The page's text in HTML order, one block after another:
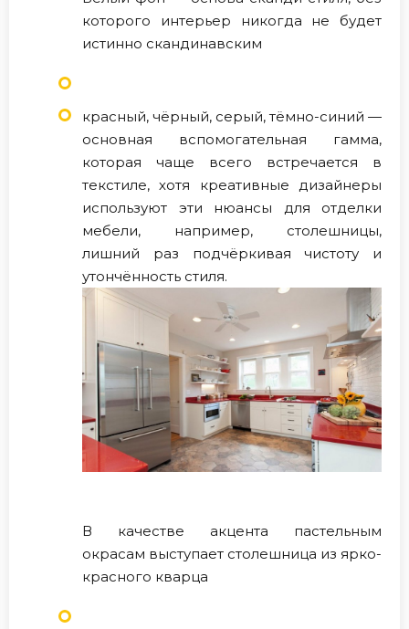
которого интерьер никогда не будет
истинно скандинавским
красный, чёрный, серый, тёмно-синий —
основная вспомогательная гамма,
которая чаще всего встречается в
текстиле, хотя креативные дизайнеры
используют эти нюансы для отделки
мебели, например, столешницы,
лишний раз подчёркивая чистоту и
утончённость стиля.
В качестве акцента пастельным
окрасам выступает столешница из ярко-
красного кварца